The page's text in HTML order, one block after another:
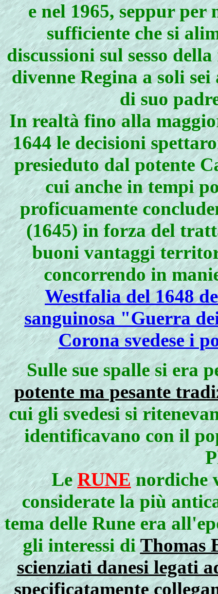
e nel 1965, seppur
sufficiente che si
discussioni sul sesso
divenne Regina a soli
di suo
In realtà fino alla
1644 le decisioni
presieduto dal potente
cui anche in tempi
proficuamente
(1645) in forza del
buoni vantaggi
concorrendo in
Westfalia del 1648
sanguinosa "Guerra
Corona svedese i
Sulle sue spalle si era
potente ma pesante
cui gli svedesi si
identificavano con il
LeRUNEnordiche
considerate la più
tema delle Rune era
gli interessi diThomas
scienziati danesi legati
specificatamente